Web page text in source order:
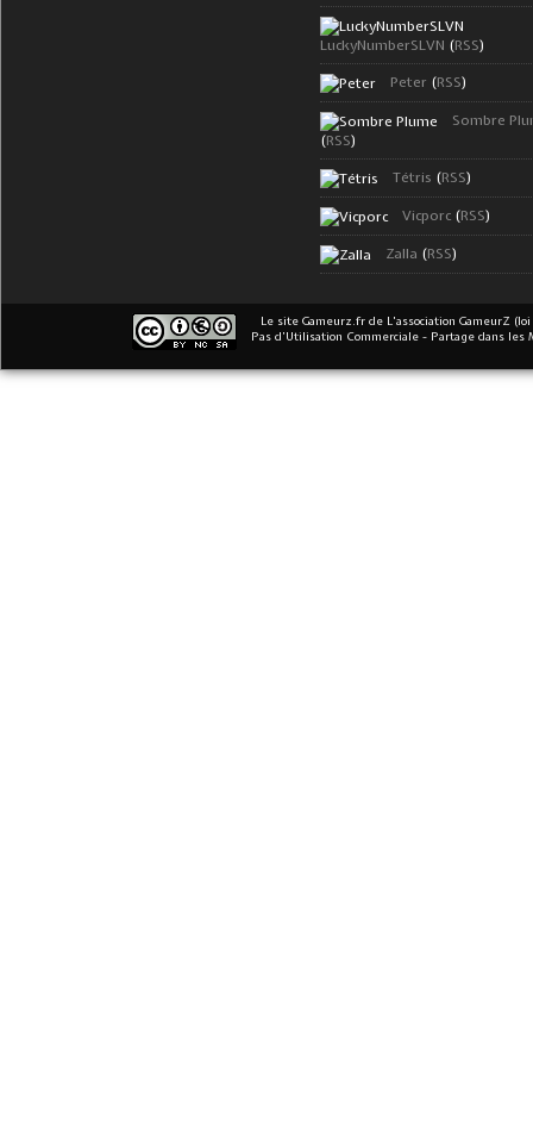
LuckyNumberSLVN (RSS)
Peter (RSS)
Sombre
(RSS)
Tétris (RSS)
Vicporc (RSS)
Zalla (RSS)
Le site Gameurz.fr de L'association GameurZ (loi
Pas d’Utilisation Commerciale - Partage dans